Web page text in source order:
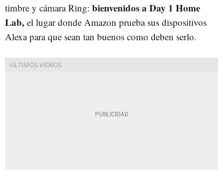
timbre y cámara Ring: bienvenidos a Day 1 Home
Lab, el lugar donde Amazon prueba sus dispositivos
Alexa para que sean tan buenos como deben serlo.